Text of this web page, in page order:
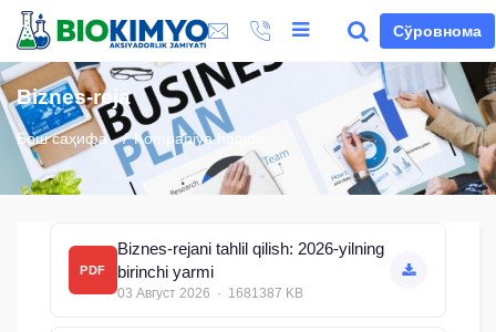
Сўровнома
Biznes-reja
Бош саҳифа Kompaniya haqida
PDF
Biznes-rejani tahlil qilish: 2026-yilning
birinchi yarmi
03 Август 2026 · 1681387 KB